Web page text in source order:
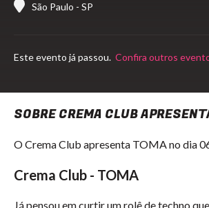
São Paulo - SP
Este evento já passou. Confira outros
SOBRE CREMA CLUB
O Crema Club apresenta TOMA no dia
Crema Club - TOMA
Já pensou em curtir um rolê de techno